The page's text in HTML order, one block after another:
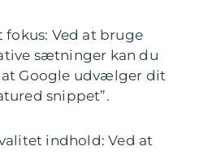
Ved at bruge
sætninger kan du
at Google udvælger dit
snippet”.
indhold: Ved at